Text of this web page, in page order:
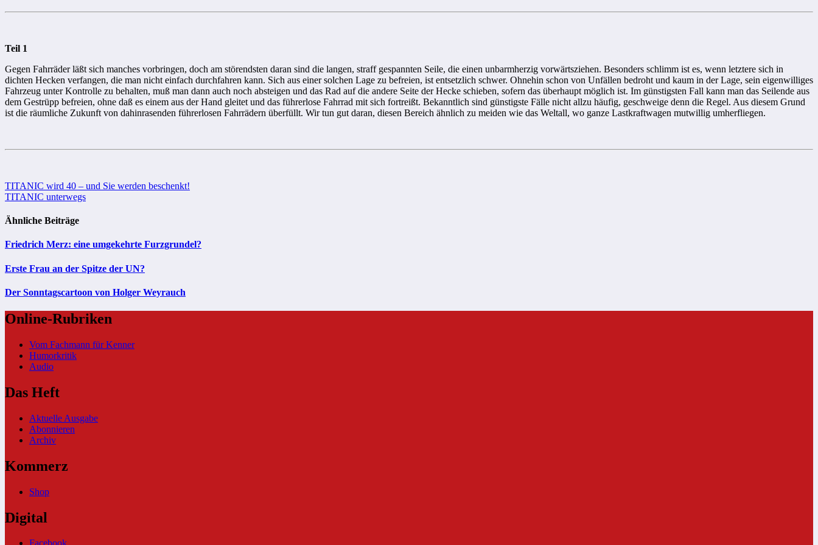
Teil 1
Gegen Fahrräder läßt sich manches vorbringen, doch am störendsten daran sind die langen, straff gespannten Seile, die einen unbarmherzig vorwärtsziehen. Besonders schlimm ist es, wenn letztere sich in
dichten Hecken verfangen, die man nicht einfach durchfahren kann. Sich aus einer solchen Lage zu befreien, ist entsetzlich schwer. Ohnehin schon von Unfällen bedroht und kaum in der Lage, sein eigenwilliges
Fahrzeug unter Kontrolle zu behalten, muß man dann auch noch absteigen und das Rad auf die andere Seite der Hecke schieben, sofern das überhaupt möglich ist. Im günstigsten Fall kann man das Seilende aus
dem Gestrüpp befreien, ohne daß es einem aus der Hand gleitet und das führerlose Fahrrad mit sich fortreißt. Bekanntlich sind günstigste Fälle nicht allzu häufig, geschweige denn die Regel. Aus diesem Grund
ist die räumliche Zukunft von dahinrasenden führerlosen Fahrrädern überfüllt. Wir tun gut daran, diesen Bereich ähnlich zu meiden wie das Weltall, wo ganze Lastkraftwagen mutwillig umherfliegen.
Beitragsnavigation
TITANIC wird 40 – und Sie werden beschenkt!
TITANIC unterwegs
Ähnliche Beiträge
Friedrich Merz: eine umgekehrte Furzgrundel?
Erste Frau an der Spitze der UN?
Der Sonntagscartoon von Holger Weyrauch
Online-Rubriken
Vom Fachmann für Kenner
Humorkritik
Audio
Das Heft
Aktuelle Ausgabe
Abonnieren
Archiv
Kommerz
Shop
Digital